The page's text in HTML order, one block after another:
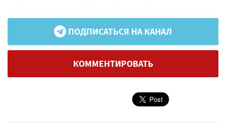
ПОДПИСАТЬСЯ НА КАНАЛ
КОММЕНТИРОВАТЬ